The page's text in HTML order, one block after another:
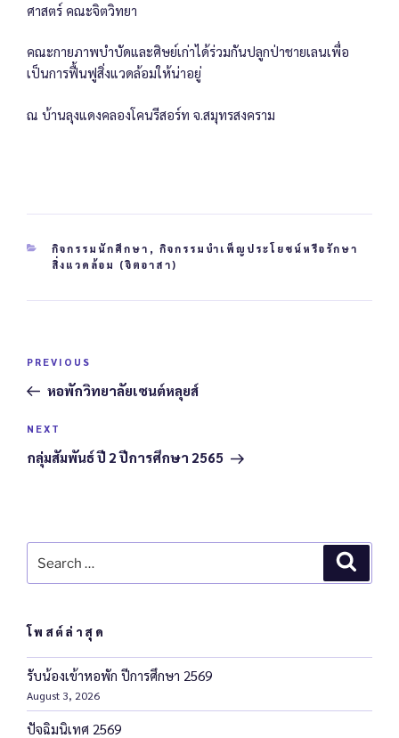
ศาสตร์ คณะจิตวิทยา
คณะกายภาพบำบัดและศิษย์เก่าได้ร่วมกันปลูกป่าชายเลนเพื่อ
เป็นการฟื้นฟูสิ่งแวดล้อมให้น่าอยู่
ณ บ้านลุงแดงคลองโคนรีสอร์ท จ.สมุทรสงคราม
กิจกรรมนักศึกษา , กิจกรรมบำเพ็ญประโยชน์หรือรักษา
สิ่งแวดล้อม (จิตอาสา)
PREVIOUS
หอพักวิทยาลัยเซนต์หลุยส์
NEXT
กลุ่มสัมพันธ์ ปี 2 ปีการศึกษา 2565
โพสต์ล่าสุด
รับน้องเข้าหอพัก ปีการศึกษา 2569
August 3, 2026
ปัจฉิมนิเทศ 2569